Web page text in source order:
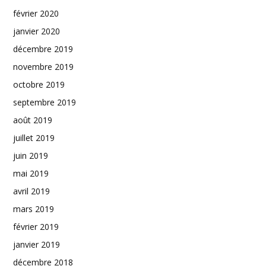
février 2020
janvier 2020
décembre 2019
novembre 2019
octobre 2019
septembre 2019
août 2019
juillet 2019
juin 2019
mai 2019
avril 2019
mars 2019
février 2019
janvier 2019
décembre 2018